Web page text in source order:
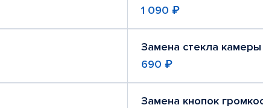
1 090 ₽
Замена стекла камеры
690 ₽
Замена кнопок